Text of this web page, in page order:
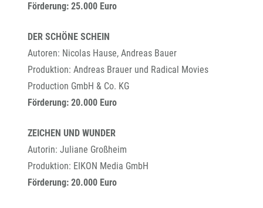
Förderung: 25.000 Euro
DER SCHÖNE SCHEIN
Autoren: Nicolas Hause, Andreas Bauer
Produktion: Andreas Brauer und Radical Movies
Production GmbH & Co. KG
Förderung: 20.000 Euro
ZEICHEN UND WUNDER
Autorin: Juliane Großheim
Produktion: EIKON Media GmbH
Förderung: 20.000 Euro